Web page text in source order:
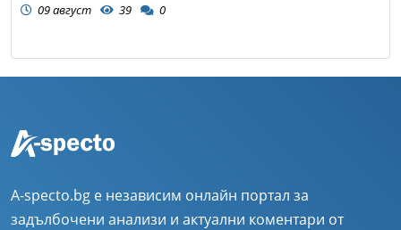
09 август 39 0
A-specto.bg е независим онлайн портал за
задълбочени анализи и актуални коментари от